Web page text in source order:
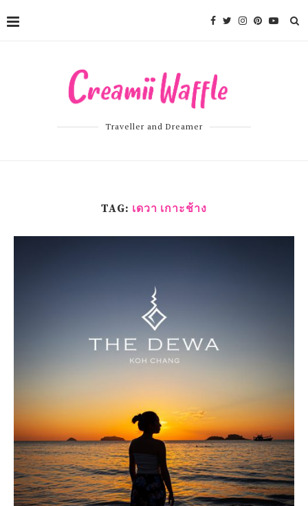
Traveller and Dreamer
TAG: เดวา เกาะช้าง